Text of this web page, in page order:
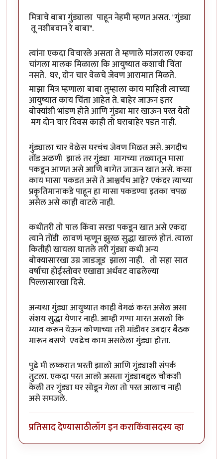
मित्राचे बाबा गुंड्याला पाहून नेहमी म्हणत असत. "गुंड्या
तू नशीबवान रे बाबा".
त्यांना एकदा विचारले असता ते म्हणाले मांजराला एकदा
चांगला मालक मिळाला कि आयुष्यात कशाची चिंता
नसते. घर, दोन चार वेळचे जेवण आरामात मिळते.
माझा मित्र म्हणाला बाबा तुम्हाला काय माहिती त्याच्या
आयुष्यात काय चिंता आहेत ते. बाहेर जाऊन इतर
बोक्यांशी भांडण होते आणि गुंड्या मार खाऊन परत येतो
मग दोन चार दिवस काही तो घराबाहेर पडत नाही.
गुंड्याला चार वेळेस घरचंच जेवण मिळत असे. अगदीच
तोंड अळणी झालं तर गुंड्या मागच्या तळ्यातून मासा
पकडून आणत असे आणि बागेत जाऊन खात असे. कसा
काय मासा पकडत असे ते आश्चर्यच आहे? एकंदर त्याच्या
प्रकृतिमानाकडे पाहून हा मासा पकडण्या इतका चपळ
असेल असे काही वाटले नाही.
कधीतरी तो पाल किंवा सरडा पकडून खात असे एकदा
त्याने तोंडी लावणं म्हणून झुरळ सुद्धा खाल्लं होतं. त्याला
कितीही खायला घातले तरी गुंड्या कधी अन्य
बोक्यासारखा उग्र जाडजूड झाला नाही. तो सहा सात
वर्षाचा होईस्तोवर एखाद्या अर्धवट वाढलेल्या
पिल्लासारखा दिसे.
अन्यथा गुंड्या आयुष्यात काही वेगळं करत असेल असा
संशय सुद्धा येणार नाही. आम्ही गप्पा मारत असलो कि
म्याव करून येऊन कोणाच्या तरी मांडीवर उबदार बैठक
मारून बसणे एवढेच काम असलेला गुंड्या होता.
पुढे मी लष्करात भरती झालो आणि गुंड्याशी संपर्क
तुटला. एकदा परत आलो असता गुंड्याबद्दल चौकशी
केली तर गुंड्या घर सोडून गेला तो परत आलाच नाही
असे समजले.
प्रतिसाद देण्यासाठीलॉग इन कराकिंवासदस्य व्हा